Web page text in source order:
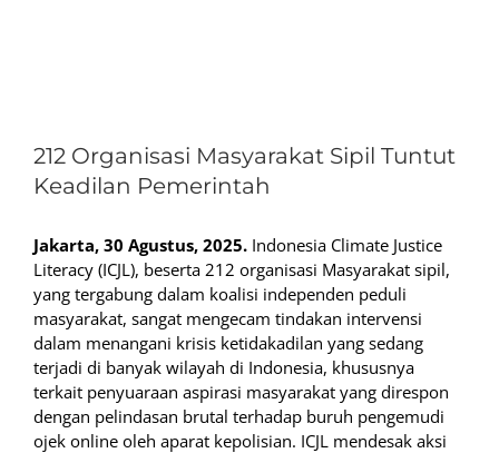
Larger
Image
212 Organisasi Masyarakat Sipil Tuntut
Keadilan Pemerintah
Jakarta, 30 Agustus, 2025. Indonesia Climate Justice
Literacy (ICJL), beserta 212 organisasi Masyarakat sipil,
yang tergabung dalam koalisi independen peduli
masyarakat, sangat mengecam tindakan intervensi
dalam menangani krisis ketidakadilan yang sedang
terjadi di banyak wilayah di Indonesia, khususnya
terkait penyuaraan aspirasi masyarakat yang direspon
dengan pelindasan brutal terhadap buruh pengemudi
ojek online oleh aparat kepolisian. ICJL mendesak aksi